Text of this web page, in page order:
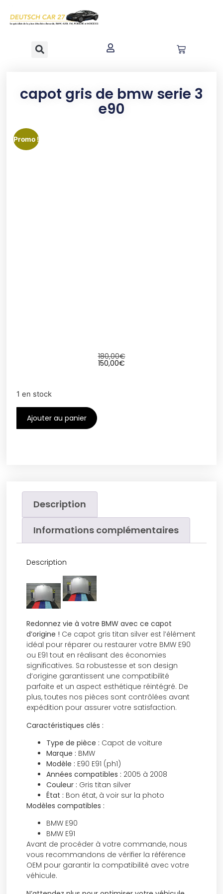
principal
capot gris de bmw serie 3
e90
Promo !
180,00€
150,00€
1 en stock
Ajouter au panier
Description
Informations complémentaires
Description
Redonnez vie à votre BMW avec ce capot
d’origine ! Ce capot gris titan silver est l’élément
idéal pour réparer ou restaurer votre BMW E90
ou E91 tout en réalisant des économies
significatives. Sa robustesse et son design
d’origine garantissent une compatibilité
parfaite et un aspect esthétique réintégré. De
plus, toutes nos pièces sont contrôlées avant
expédition pour assurer votre satisfaction.
Caractéristiques clés :
Type de pièce : Capot de voiture
Marque : BMW
Modèle : E90 E91 (ph1)
Années compatibles : 2005 à 2008
Couleur : Gris titan silver
État : Bon état, à voir sur la photo
Modèles compatibles :
BMW E90
BMW E91
Avant de procéder à votre commande, nous
vous recommandons de vérifier la référence
OEM pour garantir la compatibilité avec votre
véhicule.